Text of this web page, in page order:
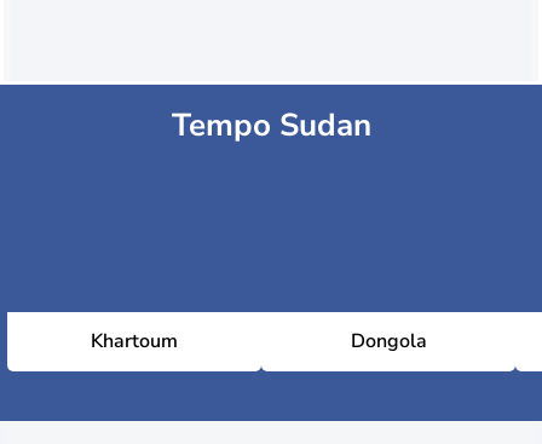
Tempo Sudan
Khartoum Dongola